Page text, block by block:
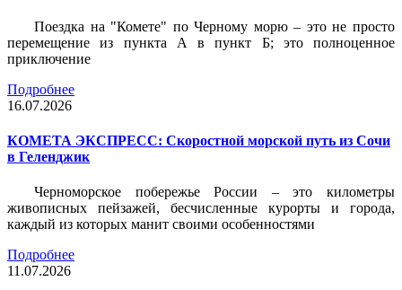
Поездка на "Комете" по Черному морю – это не просто
перемещение из пункта А в пункт Б; это полноценное
приключение
Подробнее
16.07.2026
КОМЕТА ЭКСПРЕСС: Скоростной морской путь из Сочи
в Геленджик
Черноморское побережье России – это километры
живописных пейзажей, бесчисленные курорты и города,
каждый из которых манит своими особенностями
Подробнее
11.07.2026